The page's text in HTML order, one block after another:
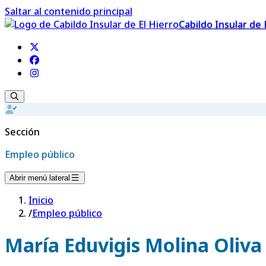
Saltar al contenido principal
Cabildo Insular de
Sección
Empleo público
Abrir menú lateral
Inicio
/Empleo público
María Eduvigis Molina Oliva